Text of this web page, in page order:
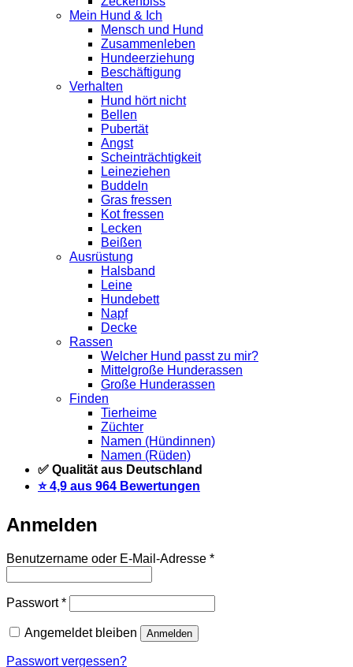
Mein Hund & Ich
Mensch und Hund
Zusammenleben
Hundeerziehung
Beschäftigung
Verhalten
Hund hört nicht
Bellen
Pubertät
Angst
Scheinträchtigkeit
Leineziehen
Buddeln
Gras fressen
Kot fressen
Lecken
Beißen
Ausrüstung
Halsband
Leine
Hundebett
Napf
Decke
Rassen
Welcher Hund passt zu mir?
Mittelgroße Hunderassen
Große Hunderassen
Finden
Tierheime
Züchter
Namen (Hündinnen)
Namen (Rüden)
✅ Qualität aus Deutschland
⭐️ 4,9 aus 964 Bewertungen
Anmelden
Benutzername oder E-Mail-Adresse *Erforderlich
Passwort*Erforderlich
Angemeldet bleiben Anmelden
Passwort vergessen?